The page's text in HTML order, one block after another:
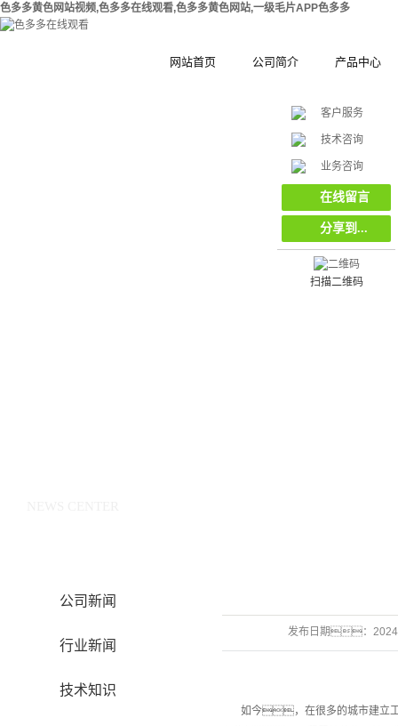
色多多黄色网站视频,色多多在线观看,色多多黄色网站,一级毛片APP色多多
网站首页 公司简介
合作伙伴
产品中心
挡
木塑拼装式围
集装箱集成房
工地工程施工
栏栅栏
环保复合材料
公司新闻
行业新闻
技术知识
发布日期：
如今，在很多的城市建立工
客户服务
技术咨询
业务咨询
在线留言
分享到...
扫描二维码